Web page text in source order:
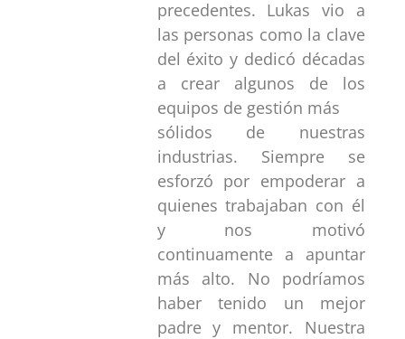
precedentes. Lukas vio a
las personas como la clave
del éxito y dedicó décadas
a crear algunos de los
equipos de gestión más
sólidos de nuestras
industrias. Siempre se
esforzó por empoderar a
quienes trabajaban con él
y nos motivó
continuamente a apuntar
más alto. No podríamos
haber tenido un mejor
padre y mentor. Nuestra